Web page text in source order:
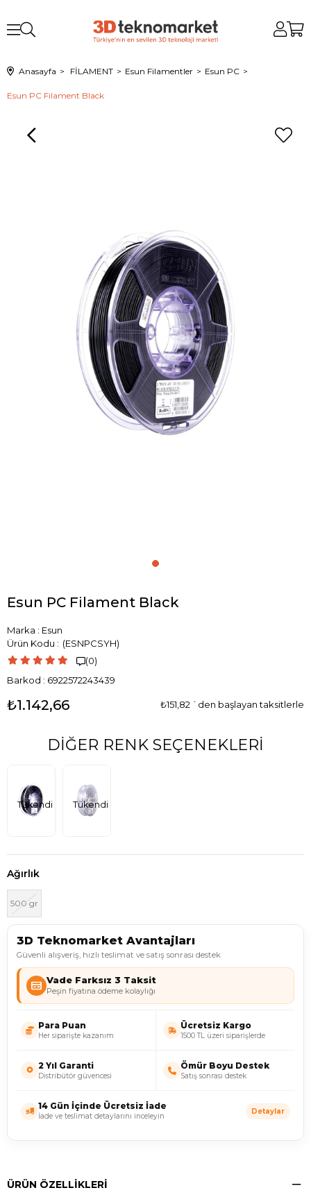
Anasayfa FİLAMENT Esun Filamentler Esun PC
Esun PC Filament Black
Esun PC Filament Black
Marka : Esun
(ESNPCSYH)
(0)
Barkod : 6922572243439
₺1.142,66 ₺151,82 `den başlayan taksitlerle
DIĞER RENK SEÇENEKLERI
Tükendi Tükendi
Ağırlık
500 gr
3D Teknomarket Avantajları
Güvenli alışveriş, hızlı teslimat ve satış sonrası destek
Vade Farksız 3 Taksit
Peşin fiyatına ödeme kolaylığı
Para Puan
Her siparişte kazanım
Ücretsiz Kargo
1500 TL üzeri siparişlerde
2 Yıl Garanti
Distribütör güvencesi
Ömür Boyu Destek
Satış sonrası destek
14 Gün İçinde Ücretsiz İade
İade ve teslimat detaylarını inceleyin
Detaylar
ÜRÜN ÖZELLIKLERI